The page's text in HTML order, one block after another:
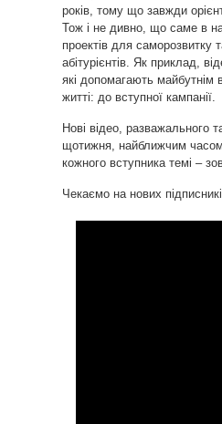
років, тому що завжди
Тож і не дивно, що саме в
проектів для саморозвитку
абітурієнтів. Як приклад,
які допомагають майбутнім
житті: до вступної кампанії.
Нові відео, разважального
щотижня, найближчим
кожного вступника темі –
Чекаємо на нових